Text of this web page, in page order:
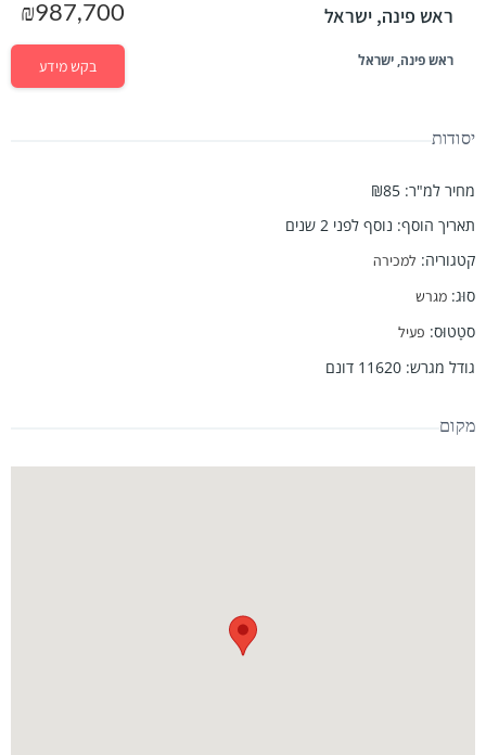
ראש פינה, ישראל
ראש פינה, ישראל
₪987,700
בקש מידע
יסודות
מחיר למ"ר:
₪85
תאריך הוסף: נוסף לפני 2 שנים
קטגוריה: למכירה
סוּג: מגרש
סטָטוּס: פעיל
גודל מגרש:
11620 דונם
מקום